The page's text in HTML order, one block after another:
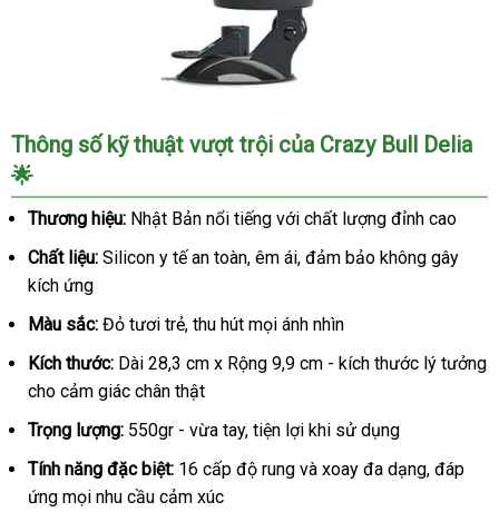
Âm
Đạo
Giả
Crazy
Bull
Delia
Rung
SHP910
Kích
Thích
Cực
Mạnh
Thông số kỹ thuật vượt trội của Crazy Bull Delia
🌟
Thương hiệu: Nhật Bản nổi tiếng với chất lượng đỉnh cao
Chất liệu: Silicon y tế an toàn, êm ái, đảm bảo không gây
kích ứng
Màu sắc: Đỏ tươi trẻ, thu hút mọi ánh nhìn
Kích thước: Dài 28,3 cm x Rộng 9,9 cm - kích thước lý tưởng
cho cảm giác chân thật
Trọng lượng: 550gr - vừa tay, tiện lợi khi sử dụng
Tính năng đặc biệt: 16 cấp độ rung và xoay đa dạng, đáp
ứng mọi nhu cầu cảm xúc